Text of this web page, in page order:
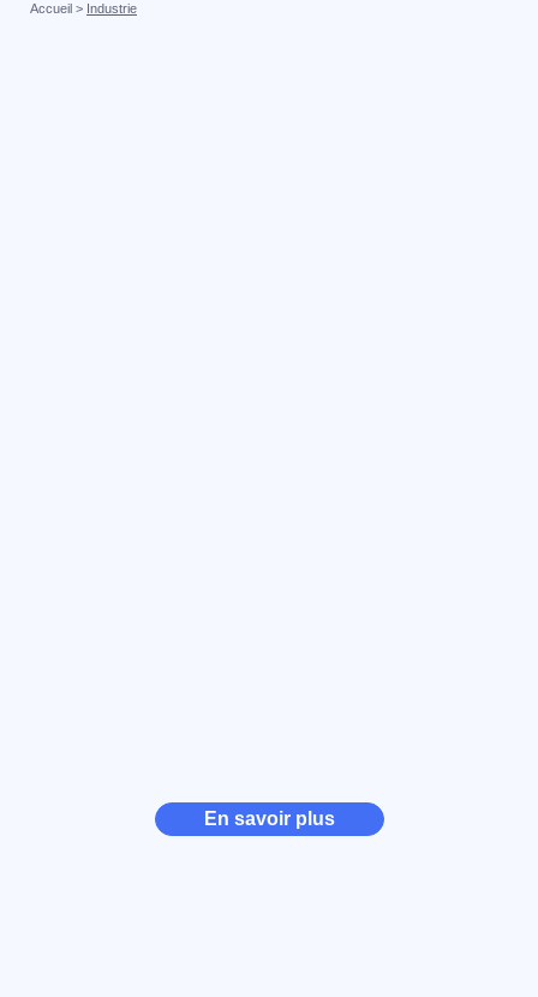
Accueil > Industrie
En savoir plus